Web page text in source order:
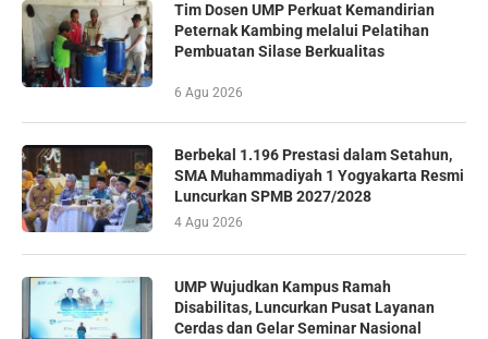
Tim Dosen UMP Perkuat Kemandirian
Peternak Kambing melalui Pelatihan
Pembuatan Silase Berkualitas
6 Agu 2026
Berbekal 1.196 Prestasi dalam Setahun,
SMA Muhammadiyah 1 Yogyakarta Resmi
Luncurkan SPMB 2027/2028
4 Agu 2026
UMP Wujudkan Kampus Ramah
Disabilitas, Luncurkan Pusat Layanan
Cerdas dan Gelar Seminar Nasional